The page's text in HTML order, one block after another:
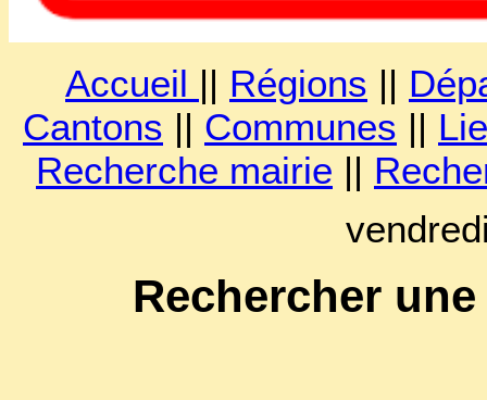
Accueil || Régions ||
Cantons || Communes ||
Recherche mairie ||
Rechercher